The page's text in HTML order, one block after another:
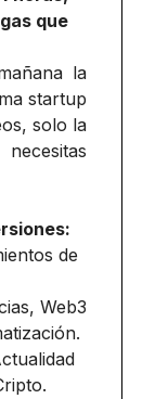
que
la
startup
solo la
de
Web3